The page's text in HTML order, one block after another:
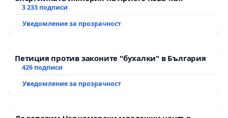
3 233 подписи
Уведомление за прозрачност
Петиция против законите "бухалки" в България
426 подписи
Уведомление за прозрачност